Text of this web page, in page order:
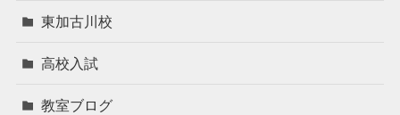
東加古川校
高校入試
教室ブログ